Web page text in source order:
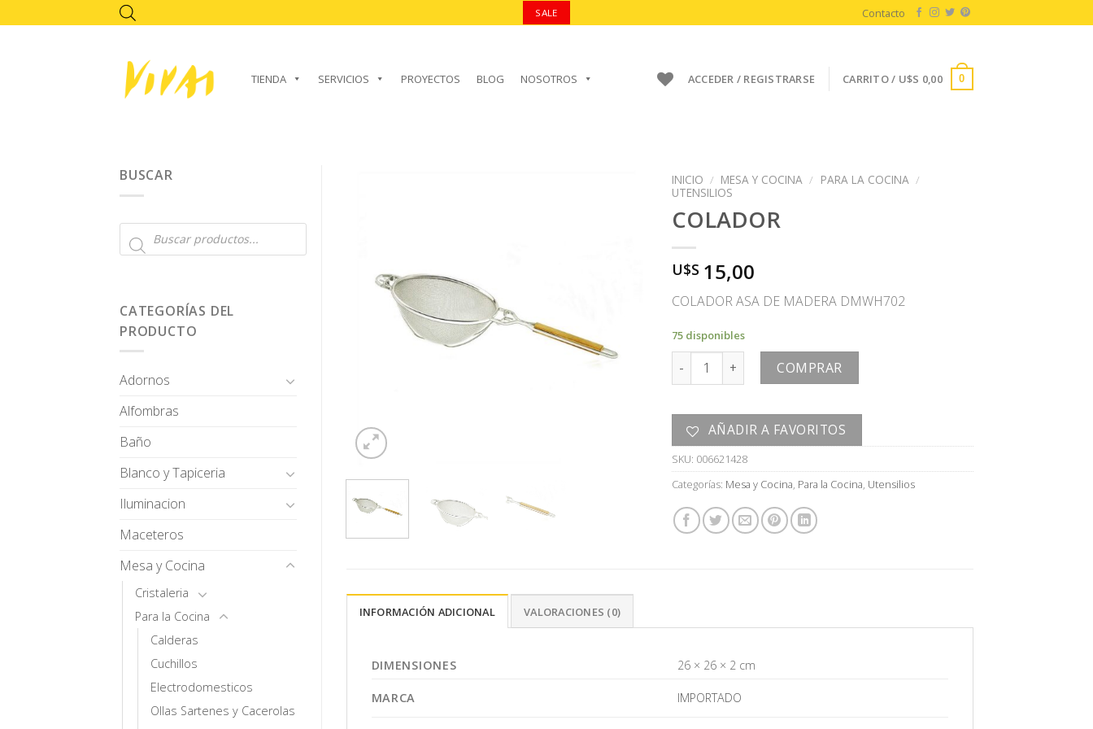
to
SALE Contacto
TIENDA SERVICIOS PROYECTOS BLOG NOSOTROS ACCEDER / REGISTRARSE CARRITO / U$S 0,00 0
BUSCAR
Búsqueda
de
CATEGORÍAS DEL
PRODUCTO
Adornos
Alfombras
Baño
Blanco y Tapiceria
Iluminacion
Maceteros
Mesa y Cocina
Cristaleria
Para la Cocina
Calderas
Cuchillos
Electrodomesticos
Ollas Sartenes y Cacerolas
INICIO / MESA Y COCINA / PARA LA COCINA /
UTENSILIOS
COLADOR
U$S 15,00
COLADOR ASA DE MADERA DMWH702
75 disponibles
COLADOR cantidadCOMPRAR
AÑADIR A FAVORITOS
SKU: 006621428
Categorías: Mesa y Cocina, Para la Cocina, Utensilios
INFORMACIÓN ADICIONAL VALORACIONES (0)
DIMENSIONES 26 × 26 × 2 cm
MARCA IMPORTADO